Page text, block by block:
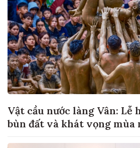
Vật cầu nước làng Vân: Lễ
bùn đất và khát vọng mùa